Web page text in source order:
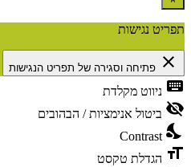
תפריט נגישות
close פתיחה וסגירה של תפריט הנגישות
keyboard ניווט מקלדת
visibility_off ביטול אנימציות / הבהובים
nights_stay
Contrast
format_size הגדלת טקסט